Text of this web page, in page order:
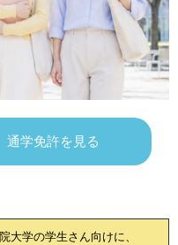
通学免許を見る
大学の学生さん向けに、